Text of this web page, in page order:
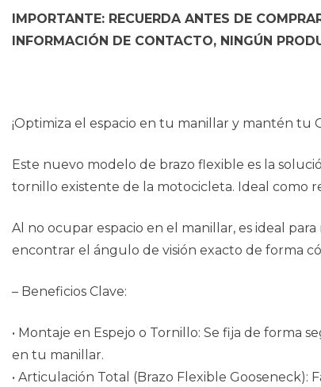
IMPORTANTE: RECUERDA ANTES DE
INFORMACIÓN DE CONTACTO, NINGÚN
¡Optimiza el espacio en tu manillar y mantén tu
Este nuevo modelo de brazo flexible es la
tornillo existente de la motocicleta. Ideal como
Al no ocupar espacio en el manillar, es ideal
encontrar el ángulo de visión exacto de forma
– Beneficios Clave:
• Montaje en Espejo o Tornillo: Se fija de forma
en tu manillar.
• Articulación Total (Brazo Flexible